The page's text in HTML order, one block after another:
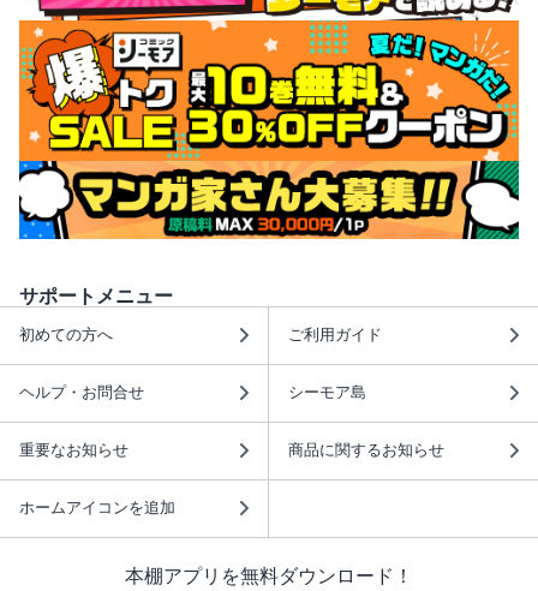
サポートメニュー
初めての方へ ご利用ガイド
ヘルプ・お問合せ シーモア島
重要なお知らせ 商品に関するお知らせ
ホームアイコンを追加
本棚アプリを無料ダウンロード！